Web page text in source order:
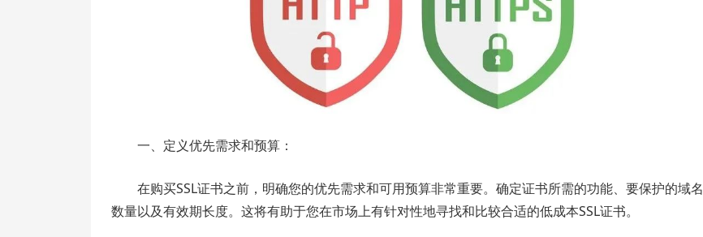
一、定义优先需求和预算：
在购买SSL证书之前，明确您的优先需求和可用预算非常重要。确定证书所需的功能、要保护的域名
数量以及有效期长度。这将有助于您在市场上有针对性地寻找和比较合适的低成本SSL证书。